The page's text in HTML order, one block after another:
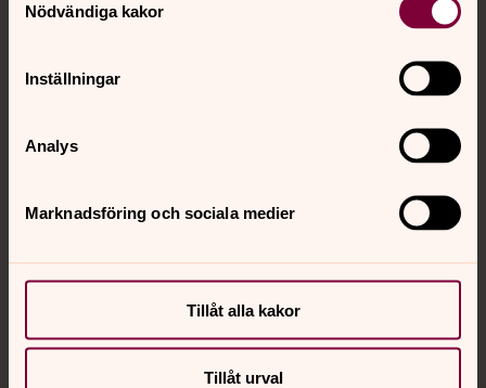
Nödvändiga kakor
Inställningar
Analys
Marknadsföring och sociala medier
Tillåt alla kakor
Tillåt urval
Kontakt
Sociala kanaler